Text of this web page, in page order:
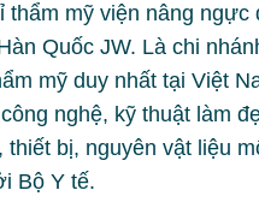
mỹ viện nâng ngực
Quốc JW. Là chi
mỹ duy nhất tại Việt
nghệ, kỹ thuật làm
bị, nguyên vật liệu
Bộ Y tế.